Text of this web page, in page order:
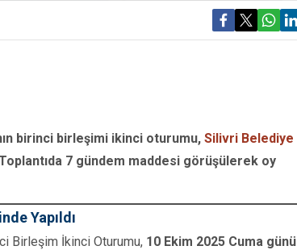
birinci birleşimi ikinci oturumu, Silivri Belediye
7 gündem maddesi görüşülerek oy
Yapıldı
Birleşim İkinci Oturumu, 10 Ekim 2025 Cuma günü